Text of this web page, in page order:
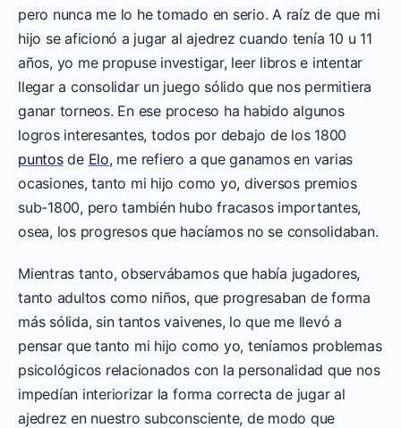
pero nunca me lo he tomado en serio. A raíz de que mi
hijo se aficionó a jugar al ajedrez cuando tenía 10 u 11
años, yo me propuse investigar, leer libros e intentar
llegar a consolidar un juego sólido que nos permitiera
ganar torneos. En ese proceso ha habido algunos
logros interesantes, todos por debajo de los 1800
puntosde Elo, me refiero a que ganamos en varias
ocasiones, tanto mi hijo como yo, diversos premios
sub-1800, pero también hubo fracasos importantes,
osea, los progresos que hacíamos no se consolidaban.
Mientras tanto, observábamos que había jugadores,
tanto adultos como niños, que progresaban de forma
más sólida, sin tantos vaivenes, lo que me llevó a
pensar que tanto mi hijo como yo, teníamos problemas
psicológicos relacionados con la personalidad que nos
impedían interiorizar la forma correcta de jugar al
ajedrez en nuestro subconsciente, de modo que